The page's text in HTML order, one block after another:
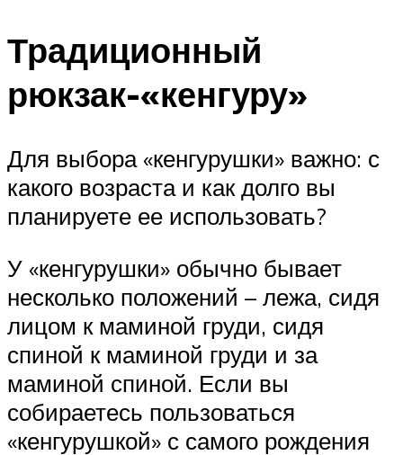
Традиционный
рюкзак-«кенгуру»
Для выбора «кенгурушки» важно: с
какого возраста и как долго вы
планируете ее использовать?
У «кенгурушки» обычно бывает
несколько положений – лежа, сидя
лицом к маминой груди, сидя
спиной к маминой груди и за
маминой спиной. Если вы
собираетесь пользоваться
«кенгурушкой» с самого рождения